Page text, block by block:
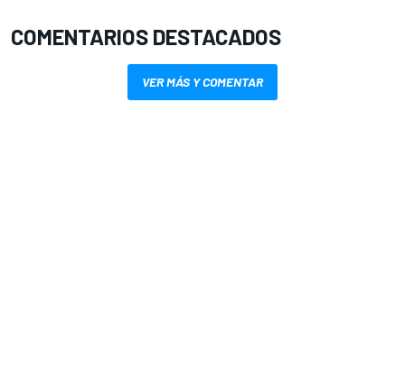
COMENTARIOS DESTACADOS
VER MÁS Y COMENTAR